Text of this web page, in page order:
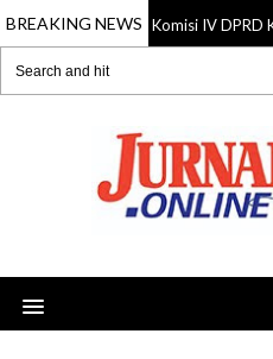
BREAKING NEWS
06 Aug 2026 Komisi IV DPRD